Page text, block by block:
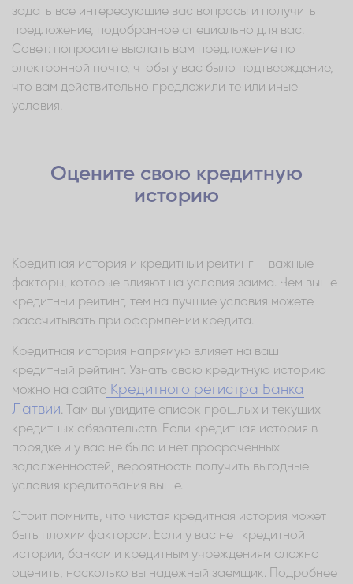
задать все интересующие вас вопросы и получить
предложение, подобранное специально для вас.
Совет: попросите выслать вам предложение по
электронной почте, чтобы у вас было подтверждение,
что вам действительно предложили те или иные
условия.
Оцените свою кредитную
историю
Кредитная история и кредитный рейтинг — важные
факторы, которые влияют на условия займа. Чем выше
кредитный рейтинг, тем на лучшие условия можете
рассчитывать при оформлении кредита.
Кредитная история напрямую влияет на ваш
кредитный рейтинг. Узнать свою кредитную историю
можно на сайте Кредитного регистра Банка
Латвии. Там вы увидите список прошлых и текущих
кредитных обязательств. Если кредитная история в
порядке и у вас не было и нет просроченных
задолженностей, вероятность получить выгодные
условия кредитования выше.
Стоит помнить, что чистая кредитная история может
быть плохим фактором. Если у вас нет кредитной
истории, банкам и кредитным учреждениям сложно
оценить, насколько вы надежный заемщик. Подробнее